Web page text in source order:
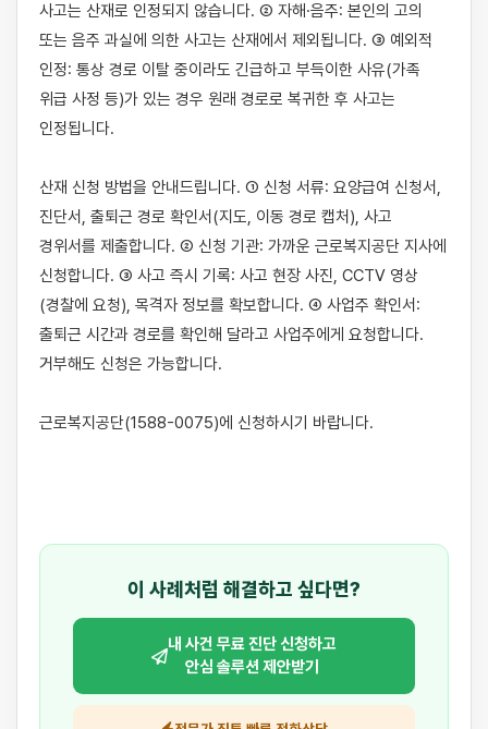
사고는 산재로 인정되지 않습니다. ② 자해·음주: 본인의 고의
또는 음주 과실에 의한 사고는 산재에서 제외됩니다. ③ 예외적
인정: 통상 경로 이탈 중이라도 긴급하고 부득이한 사유(가족
위급 사정 등)가 있는 경우 원래 경로로 복귀한 후 사고는
인정됩니다.
산재 신청 방법을 안내드립니다. ① 신청 서류: 요양급여 신청서,
진단서, 출퇴근 경로 확인서(지도, 이동 경로 캡처), 사고
경위서를 제출합니다. ② 신청 기관: 가까운 근로복지공단 지사에
신청합니다. ③ 사고 즉시 기록: 사고 현장 사진, CCTV 영상
(경찰에 요청), 목격자 정보를 확보합니다. ④ 사업주 확인서:
출퇴근 시간과 경로를 확인해 달라고 사업주에게 요청합니다.
거부해도 신청은 가능합니다.
근로복지공단(1588-0075)에 신청하시기 바랍니다.
이 사례처럼 해결하고 싶다면?
내 사건 무료 진단 신청하고
안심 솔루션 제안받기